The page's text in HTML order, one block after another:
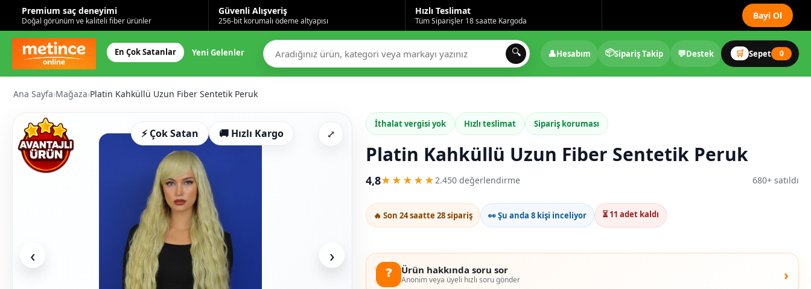
Premium saç deneyimi
Doğal görünüm ve kaliteli fiber ürünler
Güvenli Alışveriş
256-bit korumalı ödeme altyapısı
Hızlı Teslimat
Tüm Siparişler 18 saatte Kargoda Bayi Ol
En Çok Satanlar Yeni Gelenler 🔍 👤Hesabım 📦Sipariş Takip 💬Destek 🛒 Sepet 0
Ana Sayfa›Mağaza›Platin Kahküllü Uzun Fiber Sentetik Peruk
⚡ Çok Satan 🚚 Hızlı Kargo
‹ ›
⤢
İthalat vergisi yok Hızlı teslimat Sipariş koruması
Platin Kahküllü Uzun Fiber Sentetik Peruk
4,8★★★★★2.450 değerlendirme 680+ satıldı
🔥 Son 24 saatte 28 sipariş 👀 Şu anda 8 kişi inceliyor ⏳ 11 adet kaldı
❓ Ürün hakkında soru sor
Anonim veya üyeli hızlı soru gönder ›